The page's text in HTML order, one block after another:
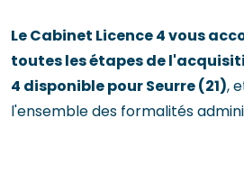
Le Cabinet Licence 4 vous
toutes les étapes de
4 disponible pour Seurre (21),
l'ensemble des formalités